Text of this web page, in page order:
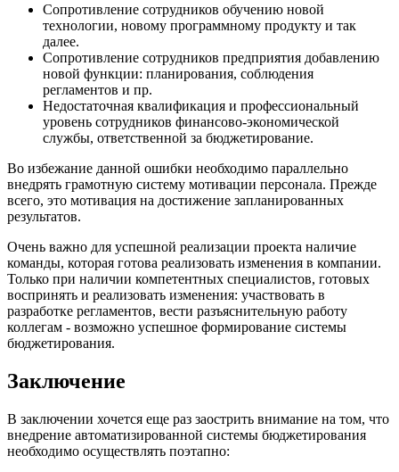
Сопротивление сотрудников обучению новой
технологии, новому программному продукту и так
далее.
Сопротивление сотрудников предприятия добавлению
новой функции: планирования, соблюдения
регламентов и пр.
Недостаточная квалификация и профессиональный
уровень сотрудников финансово-экономической
службы, ответственной за бюджетирование.
Во избежание данной ошибки необходимо параллельно
внедрять грамотную систему мотивации персонала. Прежде
всего, это мотивация на достижение запланированных
результатов.
Очень важно для успешной реализации проекта наличие
команды, которая готова реализовать изменения в компании.
Только при наличии компетентных специалистов, готовых
воспринять и реализовать изменения: участвовать в
разработке регламентов, вести разъяснительную работу
коллегам - возможно успешное формирование системы
бюджетирования.
Заключение
В заключении хочется еще раз заострить внимание на том, что
внедрение автоматизированной системы бюджетирования
необходимо осуществлять поэтапно: